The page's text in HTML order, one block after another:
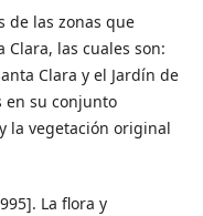
de las zonas que
Clara, las cuales son:
Clara y el Jardín de
en su conjunto
la vegetación original
La flora y